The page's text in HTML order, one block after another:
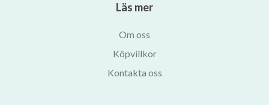
Läs mer
Om oss
Köpvillkor
Kontakta oss